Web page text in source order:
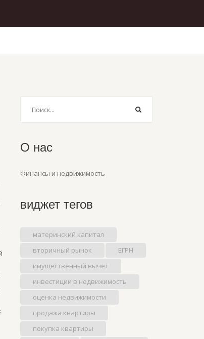
О нас
Финансы и недвижимость
виджет тегов
материнский капитал
вторичный рынок
ЕГРН
имущественный вычет
инвестиции в недвижимость
оценка недвижимости
продажа квартиры
покупка квартиры